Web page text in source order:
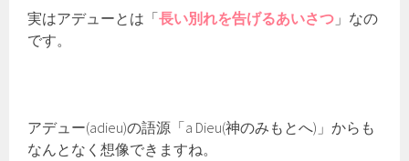
実はアデューとは「長い別れを告げるあいさつ 」なの
です。
アデュー(adieu)の語源「a Dieu(神のみもとへ)」からも
なんとなく想像できますね。